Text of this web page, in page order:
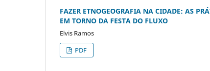
FAZER ETNOGEOGRAFIA NA CIDADE: AS
EM TORNO DA FESTA DO FLUXO
Elvis Ramos
PDF